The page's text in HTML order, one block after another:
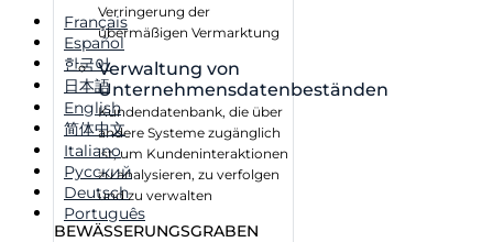
Verringerung der
übermäßigen Vermarktung
Verwaltung von
Unternehmensdatenbeständen
Kundendatenbank, die über
andere Systeme zugänglich
ist, um Kundeninteraktionen
zu analysieren, zu verfolgen
und zu verwalten
BEWÄSSERUNGSGRABEN
Français
Español
한국어
日本語
English
简体中文
Italiano
Русский
Deutsch
Português